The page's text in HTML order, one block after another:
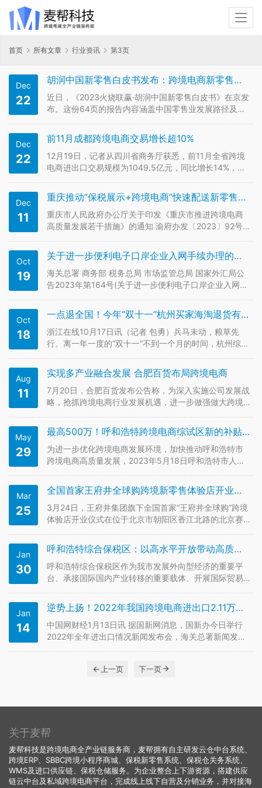
首页 所有文章 行业资讯 第3页
Dec
22
胡润中国新零售白皮书发布：跨境电商新零售突破最大
近日，《2023火烧联赢·胡润中国新零售白皮书》在京发
布。这份64页的报告内容涵盖中国零售业发展路径及现
需求和趋势变化。 白皮书显示，新零售是指通过互联
网、大数据、人工智能等技术手段，实现线上线下的深
度融合，重塑零售业的形态…
Dec
22
前11月成都跨境电商交易增长超10%
12月19日，记者从四川省商务厅获悉，前11月全省跨境
电商进出口交易规模为1049.5亿元，同比增长14%，其
同比增长11.1%。成都跨境电商也在前11月实现966.3亿
元，同比增长近10.2%。与此同时，1-1…
Dec
11
重庆推动“保税展示+跨境电商”快速配送新零售模式试点，鼓励建设独立站或跨境平台
重庆市人民政府办公厅关于印发《重庆市推进跨境电商
高质量发展若干措施》的通知 渝府办发〔2023〕92号
位： 《重庆市推进跨境电商高质量发展若干措施》已
经市政府同意，现印发给你们，请认真贯彻执行。…
Oct
19
关于进一步便利电子口岸企业入网手续办理的公告
海关总署 商务部 税务总局 市场监管总局 国家外汇局公
告2023年第164号(关于进一步便利电子口岸企业入网手
岸营商环境优化，进一步便利电子口岸企业入网，现决
定对电子口岸企业入网手续办理进一步精简优化，具体
公告如下…
Oct
18
一点退全国！今年“双十一”杭州买家海淘退货有了新变化
浙江在线10月17日讯（记者 包勇）兵马未动，粮草先
行。离一年一度的“双十一”不到一个月的时间，杭州综合
货，以应对即将到来的销售高峰。 今天，从杭州综
合保税区传来一个好消息，作为全国跨关区退货业务新
模式的唯一试点，保税区率…
Aug
11
实现多产业融合发展 合肥百货布局跨境电商
7月20日，合肥百货发布公告称，为深入实施公司发展战
略，抢抓跨境电商行业发展机遇，进一步做强做大跨境
资子公司安徽百大易商城有限责任公司拟与合肥国际内
陆港发展有限公司、合肥庐阳文化旅游发展集团有限公
司、安徽众联供应链管理有限公…
May
29
最高500万！呼和浩特跨境电商综试区新的补贴政策出台了！（附原文）（2023-2025）
为进一步优化跨境电商发展环境，加快推动呼和浩特市
跨境电商高质量发展，2023年5月18日呼和浩特市人民
中国(呼和浩特)跨境电子商务综合试验区发展的若干政
策》（呼政发〔2023〕15号），将在2023-2025三年期
间为地区跨…
Mar
25
全国首家王府井全球购跨境新零售体验店开业，今年拟再开3-4家
3月24日，王府井集团旗下全国首家“王府井全球购”跨境
体验店开业仪式在位于北京市朝阳区香江北路的北京赛
验店位于北京赛特奥特莱斯1-069-A商铺，店内经营面
积近200平方米，主营国际一线护肤、美妆、香水品牌，
价格覆盖15…
Jan
30
呼和浩特综合保税区：以高水平开放带动高质量发展
呼和浩特综合保税区作为我市发展外向型经济的重要平
台、承接国际国内产业转移的重要载体、开展国际贸易
力打造开放新高地，助力首府经济高质量发展。 据介
绍，截至目前，呼和浩特综合保税区已累计引进企业47
家，其中2022年新引进企业1…
Jan
14
逆势上扬！2022年我国跨境电商进出口2.11万亿元，增长9.8%
中国网财经1月13日讯 据国新网消息，国新办今日举行
2022年全年进出口情况新闻发布会，海关总署新闻发言
跨境电商进出口2.11万亿元，增长9.8%。其中，出口
上一页 下一页
关于麦帮
麦帮科技是跨境电商全产业链服务商，麦帮拥有自主研发云仓中台系统、
跨境ERP、SBBC跨境小程序商城、保税新零售系统、保税仓关务系统、
WMS及进口供应链、保税仓储服务。为企业整合上下游资源，搭建供应
链云中台及私域跨境电商平台，完成线上线下自营及分销业务，并对接海